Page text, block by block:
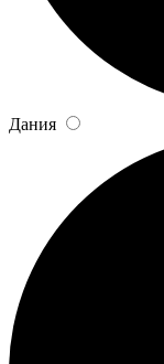
Дания